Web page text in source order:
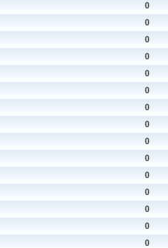
0
0
0
0
0
0
0
0
0
0
0
0
0
0
0